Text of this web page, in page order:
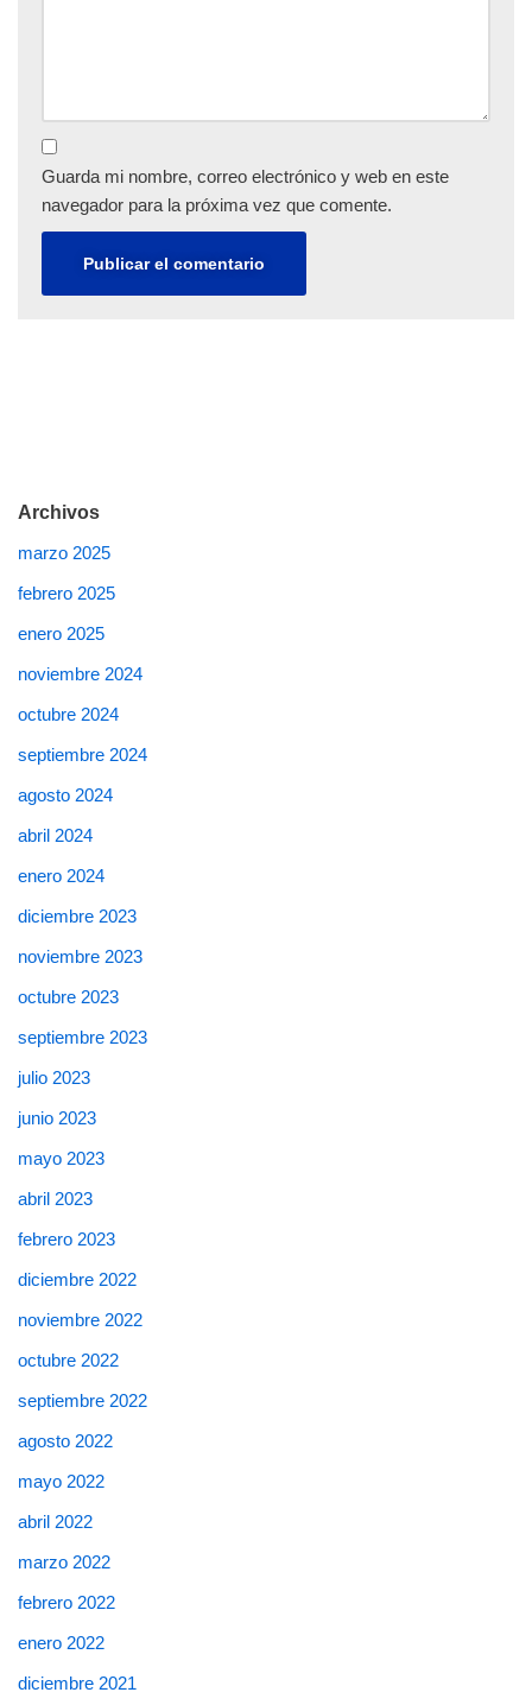
Guarda mi nombre, correo electrónico y web en este
navegador para la próxima vez que comente.
Archivos
marzo 2025
febrero 2025
enero 2025
noviembre 2024
octubre 2024
septiembre 2024
agosto 2024
abril 2024
enero 2024
diciembre 2023
noviembre 2023
octubre 2023
septiembre 2023
julio 2023
junio 2023
mayo 2023
abril 2023
febrero 2023
diciembre 2022
noviembre 2022
octubre 2022
septiembre 2022
agosto 2022
mayo 2022
abril 2022
marzo 2022
febrero 2022
enero 2022
diciembre 2021